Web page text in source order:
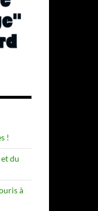
!
du
à